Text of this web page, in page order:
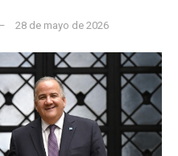
28 de mayo de 2026